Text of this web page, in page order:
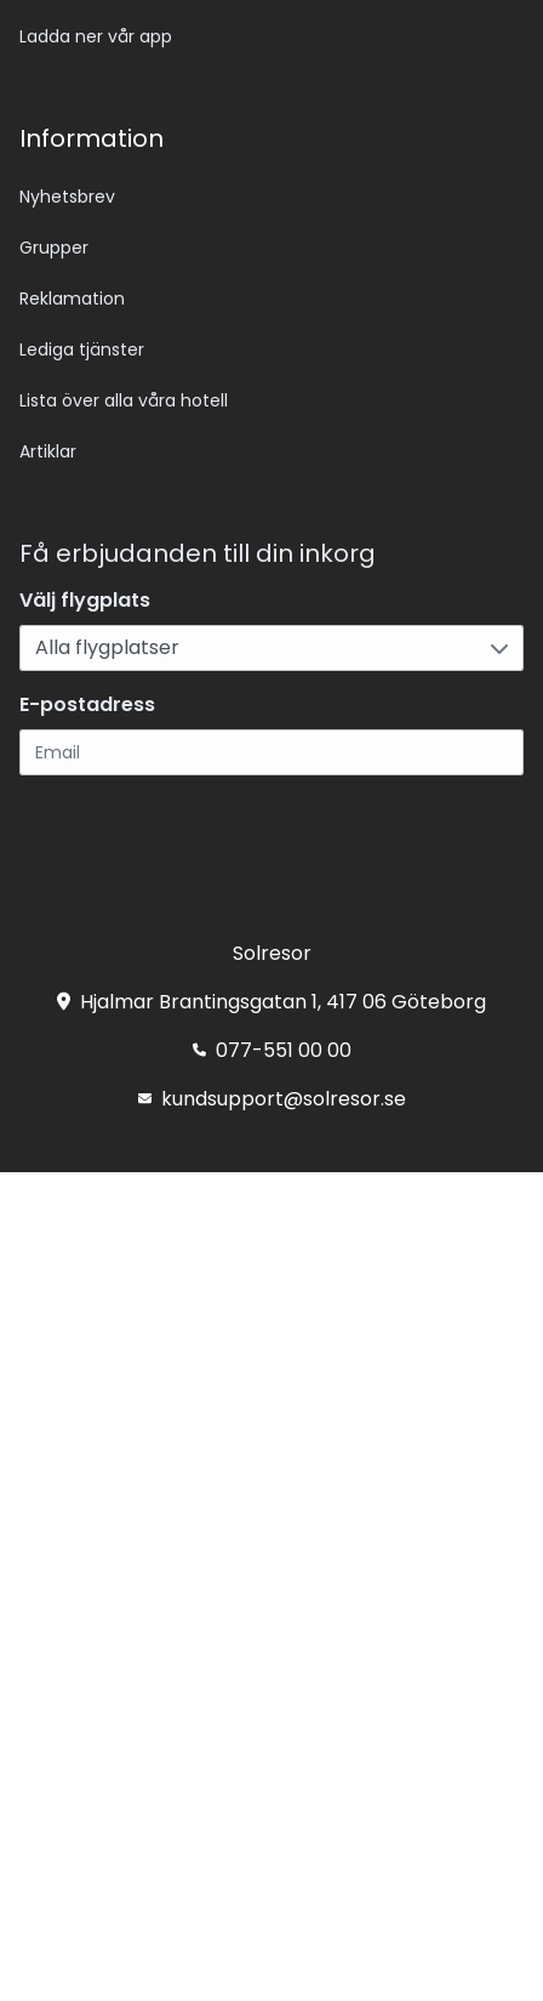
Ladda ner vår app
Information
Nyhetsbrev
Grupper
Reklamation
Lediga tjänster
Lista över alla våra hotell
Artiklar
Få erbjudanden till din inkorg
Välj flygplats
E-postadress
Solresor
Hjalmar Brantingsgatan 1, 417 06 Göteborg
077-551 00 00
kundsupport@solresor.se